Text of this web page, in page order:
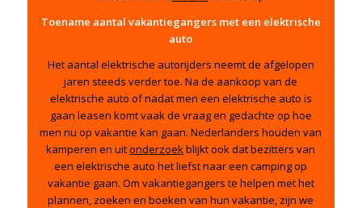
Toename aantal vakantiegangers met een elektrische
auto
Het aantal elektrische autorijders neemt de afgelopen
jaren steeds verder toe. Na de aankoop van de
elektrische auto of nadat men een elektrische auto is
gaan leasen komt vaak de vraag en gedachte op hoe
men nu op vakantie kan gaan. Nederlanders houden van
kamperen en uitonderzoekblijkt ook dat bezitters van
een elektrische auto het liefst naar een camping op
vakantie gaan. Om vakantiegangers te helpen met het
plannen, zoeken en boeken van hun vakantie, zijn we